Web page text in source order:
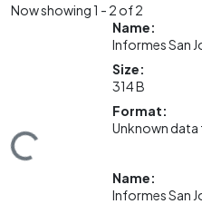
Now showing1 - 2 of 2
Name:
Informes San
Size:
314 B
Format:
Unknown
Name:
Informes San